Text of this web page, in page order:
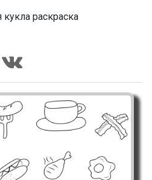
раскраска